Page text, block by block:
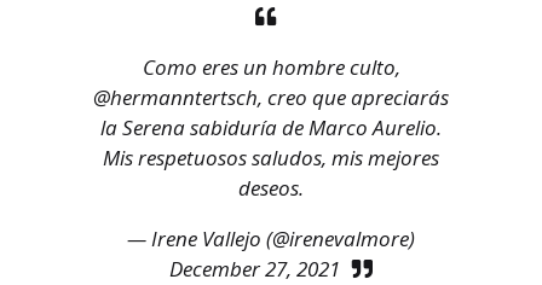
Como eres un hombre culto,
@hermanntertsch, creo que apreciarás
la Serena sabiduría de Marco Aurelio.
Mis respetuosos saludos, mis mejores
deseos.
— Irene Vallejo (@irenevalmore)
December 27, 2021